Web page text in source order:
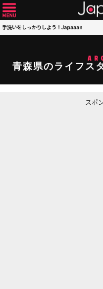
手洗いをしっかりしよう！Japaaan
青森県のライフス
スポ